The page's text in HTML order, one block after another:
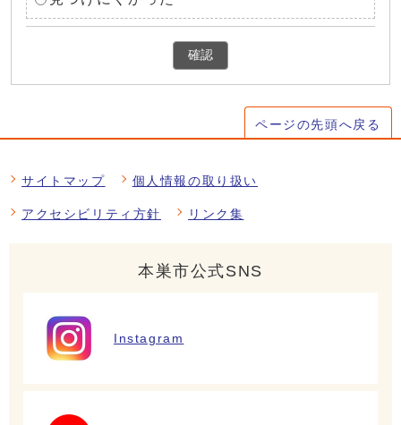
確認
ページの先頭へ戻る
サイトマップ 個人情報の取り扱い
アクセシビリティ方針 リンク集
本巣市公式SNS
Instagram